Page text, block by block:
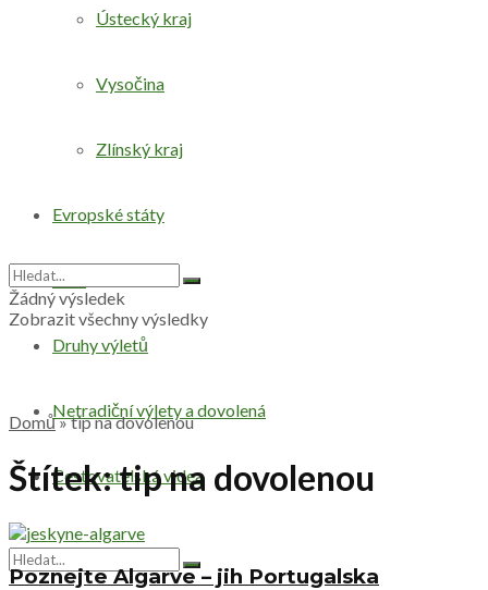
Ústecký kraj
Vysočina
Zlínský kraj
Evropské státy
Svět
Druhy výletů
Netradiční výlety a dovolená
Cestovatelská videa
Žádný výsledek
Zobrazit všechny výsledky
Domů»tip na dovolenou
Štítek:tip na dovolenou
Poznejte Algarve – jih Portugalska